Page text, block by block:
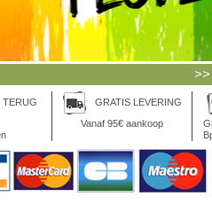
TERUG GRATIS LEVERING
Vanaf 95€ aankoop